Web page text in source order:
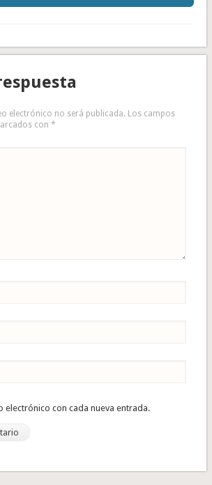
electrónico no será publicada. Los campos
con *
electrónico con cada nueva entrada.